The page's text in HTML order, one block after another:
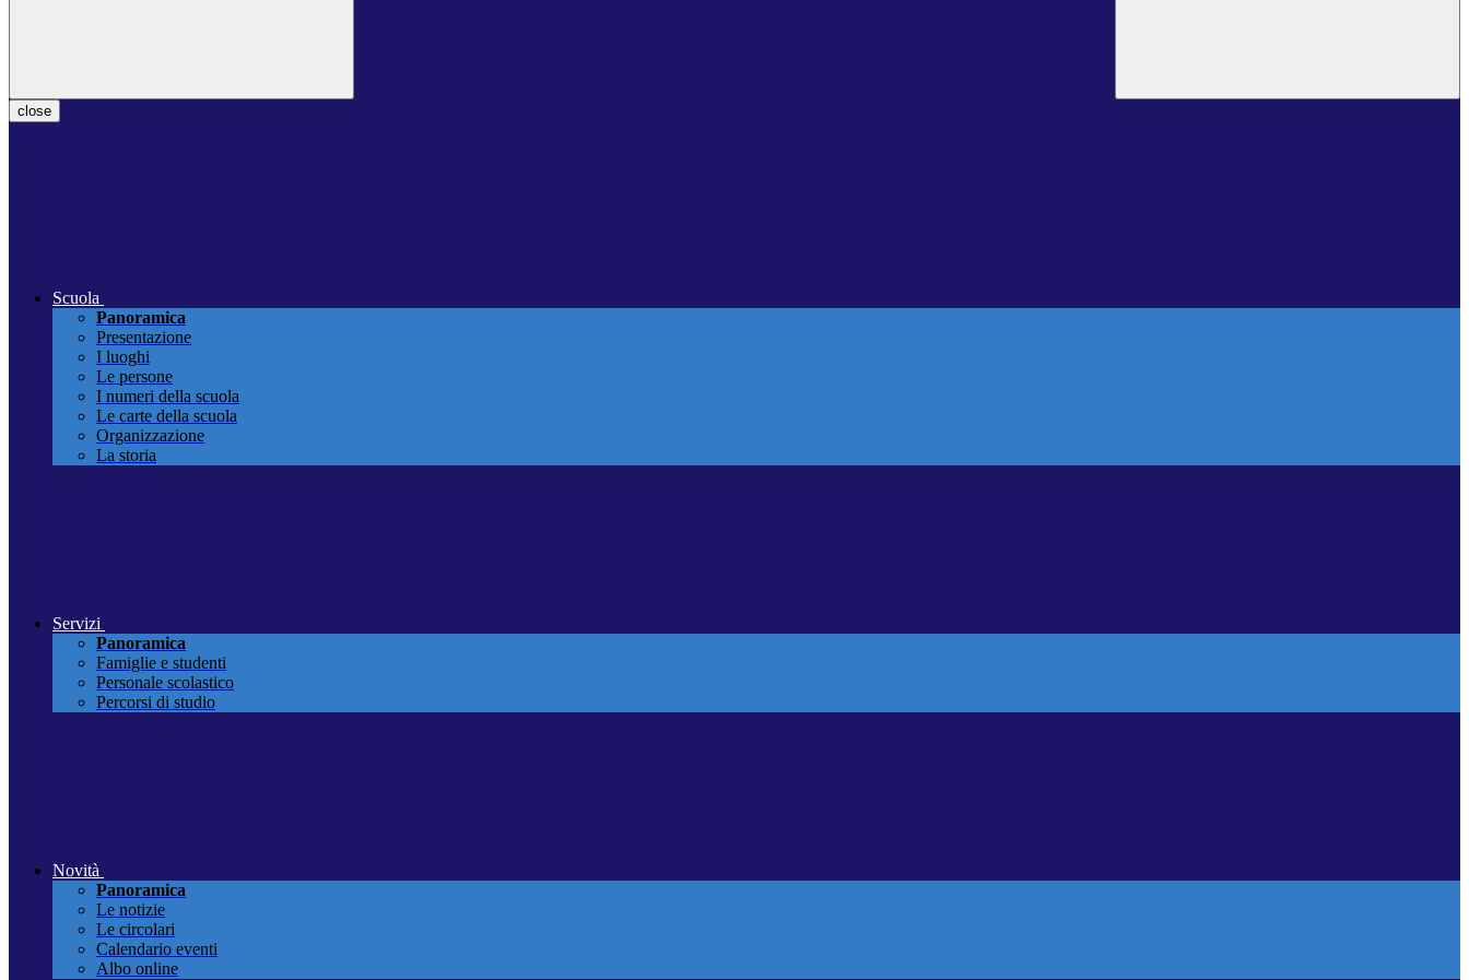
close
Scuola
Panoramica
Presentazione
I luoghi
Le persone
I numeri della scuola
Le carte della scuola
Organizzazione
La storia
Servizi
Panoramica
Famiglie e studenti
Personale scolastico
Percorsi di studio
Novità
Panoramica
Le notizie
Le circolari
Calendario eventi
Albo online